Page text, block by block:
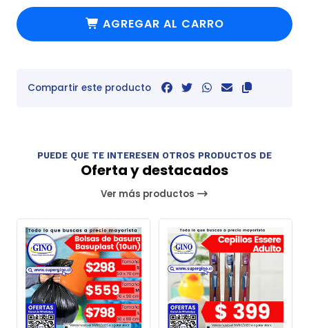
AGREGAR AL CARRO
Compartir este producto
PUEDE QUE TE INTERESEN OTROS PRODUCTOS DE
Oferta y destacados
Ver más productos